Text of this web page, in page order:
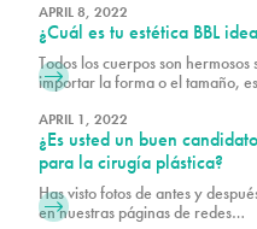
es posible que necesitemos tomar
algunas medidas adicionales para
obtener la autorización y evaluar
preparación para los
procedimientos, lo que incluye
saber qué tan bien se cuidará
después de la cirugía. Queremos
que su recuperación sea lo más
placentera posible y reducir el
riesgo de infección.
APRIL 8, 2022
¿Cuál es tu estética BBL
Todos los cuerpos son hermosos
importar la forma o el tamaño,
planifique su lifting de glúteos
brasileño (BBL) por ultrasonido en
Pure, es importante tener en
la forma de su cuerpo antes de la
cirugía y considerar qué forma y
tamaño se adaptan mejor a sus
APRIL 1, 2022
¿Es usted un buen candidato
para la cirugía plástica?
Has visto fotos de antes y
en nuestras páginas de redes